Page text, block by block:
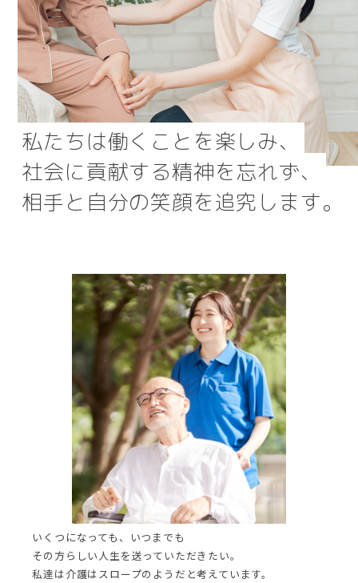
私たちは働くことを楽しみ、
社会に貢献する精神を忘れず、
相手と自分の笑顔を追究します。
いくつになっても、いつまでも
その方らしい人生を送っていただきたい。
私達は介護はスロープのようだと考えています。